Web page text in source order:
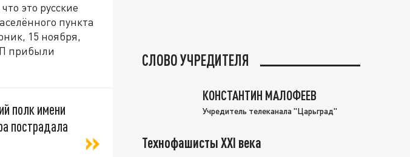
это русские
пункта
15 ноября,
прибыли
полк имени
пострадала
СЛОВО УЧРЕДИТЕЛЯ
КОНСТАНТИН МАЛОФЕЕВ
Учредитель телеканала "Царьград"
Технофашисты XXI века